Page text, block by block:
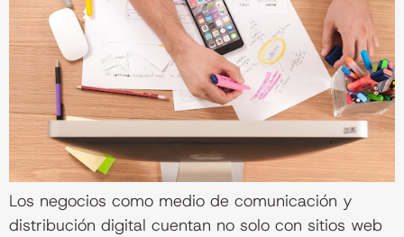
Los negocios como medio de comunicación y
distribución digital cuentan no solo con sitios web